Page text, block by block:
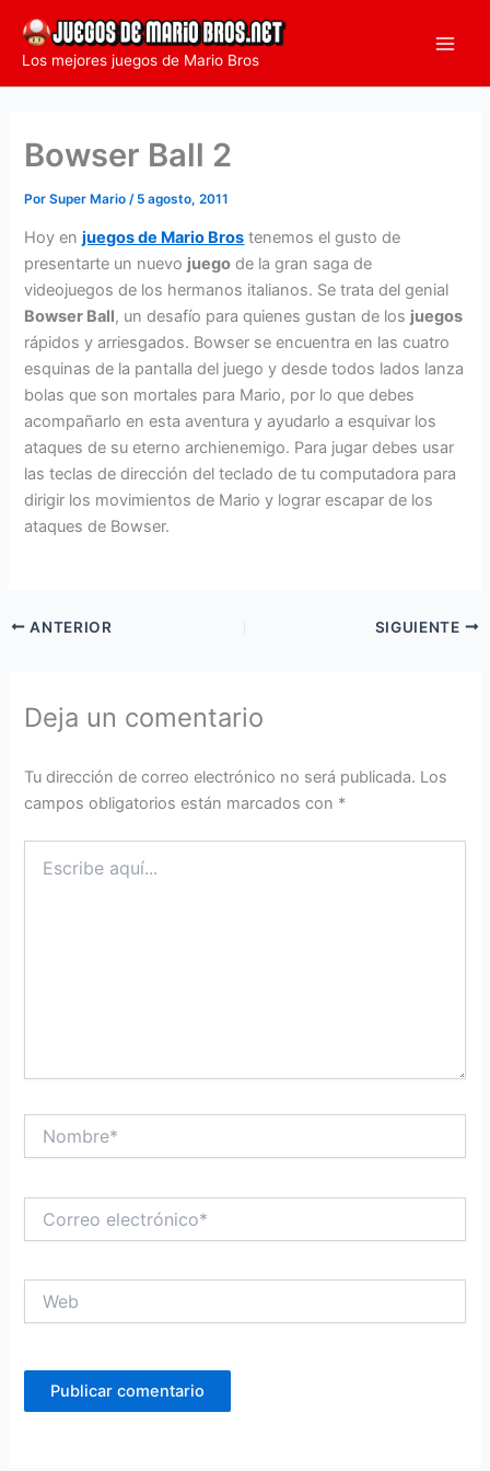
contenido
Los mejores juegos de Mario Bros
Bowser Ball 2
PorSuper Mario/ 5 agosto, 2011
Hoy enjuegos de Mario Bros tenemos el gusto de
presentarte un nuevo juego de la gran saga de
videojuegos de los hermanos italianos. Se trata del genial
Bowser Ball, un desafío para quienes gustan de los juegos
rápidos y arriesgados. Bowser se encuentra en las cuatro
esquinas de la pantalla del juego y desde todos lados lanza
bolas que son mortales para Mario, por lo que debes
acompañarlo en esta aventura y ayudarlo a esquivar los
ataques de su eterno archienemigo. Para jugar debes usar
las teclas de dirección del teclado de tu computadora para
dirigir los movimientos de Mario y lograr escapar de los
ataques de Bowser.
ANTERIOR SIGUIENTE
Deja un comentario
Tu dirección de correo electrónico no será publicada. Los
campos obligatorios están marcados con *
aquí...
electrónico*